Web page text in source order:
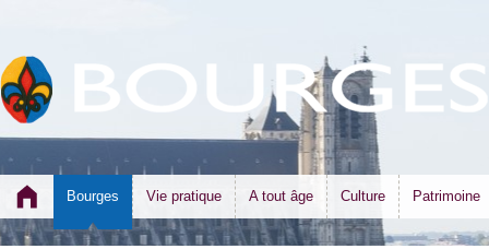
Bourges Vie pratique A tout âge Culture Patrimoine